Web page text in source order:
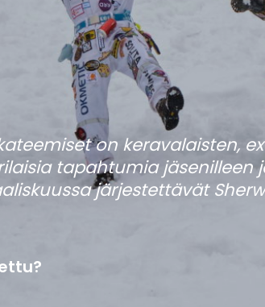
on keravalaisten,
tapahtumia jäsenilleen
järjestettävät